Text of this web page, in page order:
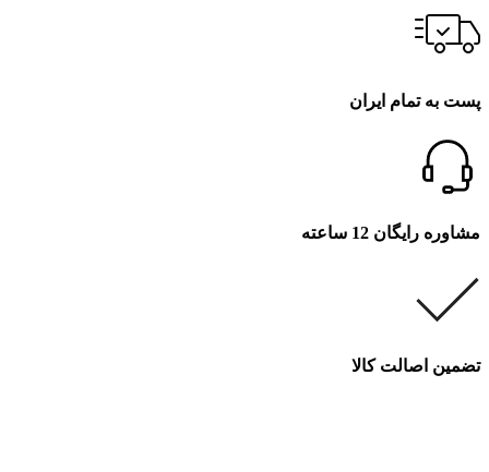
پست به تمام ایران
مشاوره رایگان 12 ساعته
تضمین اصالت کالا